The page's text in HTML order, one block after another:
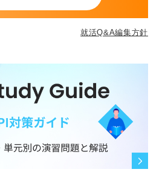
就活Q&A編集方針